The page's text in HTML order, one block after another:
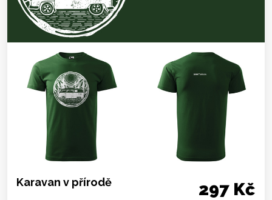
Karavan v přírodě 297 Kč